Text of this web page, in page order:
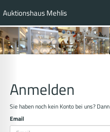
Auktionshaus Mehlis
Anmelden
Sie haben noch kein Konto bei uns? Dann
Email